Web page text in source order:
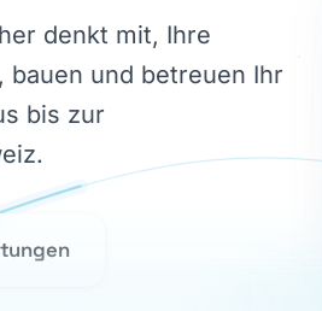
denkt mit, Ihre
bauen und betreuen Ihr
bis zur